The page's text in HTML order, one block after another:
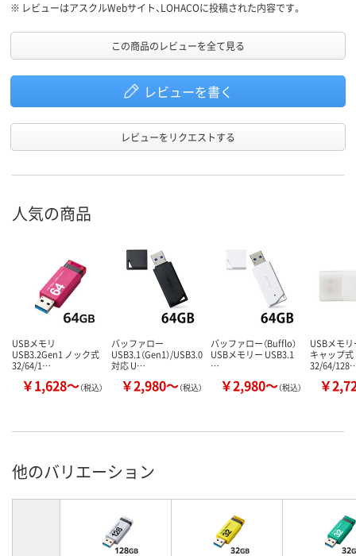
※ レビューはアスクルWebサイト、LOHACOに投稿された内容です。
この商品のレビューを全て見る
レビューを書く
レビューをリクエストする
人気の商品
USBメモリ
USB3.2Gen1 ノック式
32/64/1…
￥1,628～（税込）
バッファロー
USB3.1（Gen1）/USB3.0
対応 U…
￥2,980～（税込）
バッファロー（Bufflo）
USBメモリー USB3.1
…
￥2,980～（税込）
USBメモ
キャップ式
32/64/
￥
他のバリエーション